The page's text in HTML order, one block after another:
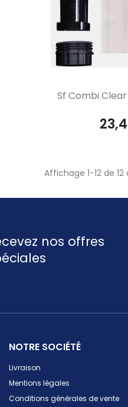

Sf Combi
Affichage 1-12 de
nos offres
NOTRE SOCIÉTÉ
Livraison
Mentions légales
Conditions générales de vente